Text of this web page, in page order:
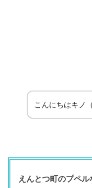
こんにちはキノ（
えんとつ町のプペ